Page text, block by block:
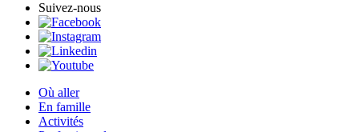
Suivez-nous
Où aller
En famille
Activités